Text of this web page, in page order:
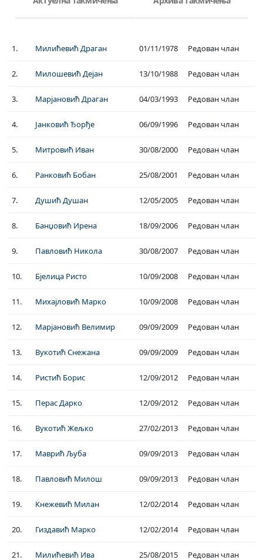
1. Милићевић Драган 01/11/1978 Редован члан
2. Милошевић Дејан 13/10/1988 Редован члан
3. Марјановић Драган 04/03/1993 Редован члан
4. Јанковић Ђорђе 06/09/1996 Редован члан
5. Митровић Иван 30/08/2000 Редован члан
6. Ранковић Бобан 25/08/2001 Редован члан
7. Душић Душан 12/05/2005 Редован члан
8. Банџовић Ирена 18/09/2006 Редован члан
9. Павловић Никола 30/08/2007 Редован члан
10. Бјелица Ристо 10/09/2008 Редован члан
11. Михајловић Марко 10/09/2008 Редован члан
12. Марјановић Велимир 09/09/2009 Редован члан
13. Вукотић Снежана 09/09/2009 Редован члан
14. Ристић Борис 12/09/2012 Редован члан
15. Перас Дарко 12/09/2012 Редован члан
16. Вукотић Жељко 27/02/2013 Редован члан
17. Маврић Љуба 09/09/2013 Редован члан
18. Павловић Милош 09/09/2013 Редован члан
19. Кнежевић Милан 12/02/2014 Редован члан
20. Гиздавић Марко 12/02/2014 Редован члан
21. Милићевић Ива 25/08/2015 Редован члан